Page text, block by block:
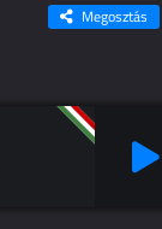
Megosztás